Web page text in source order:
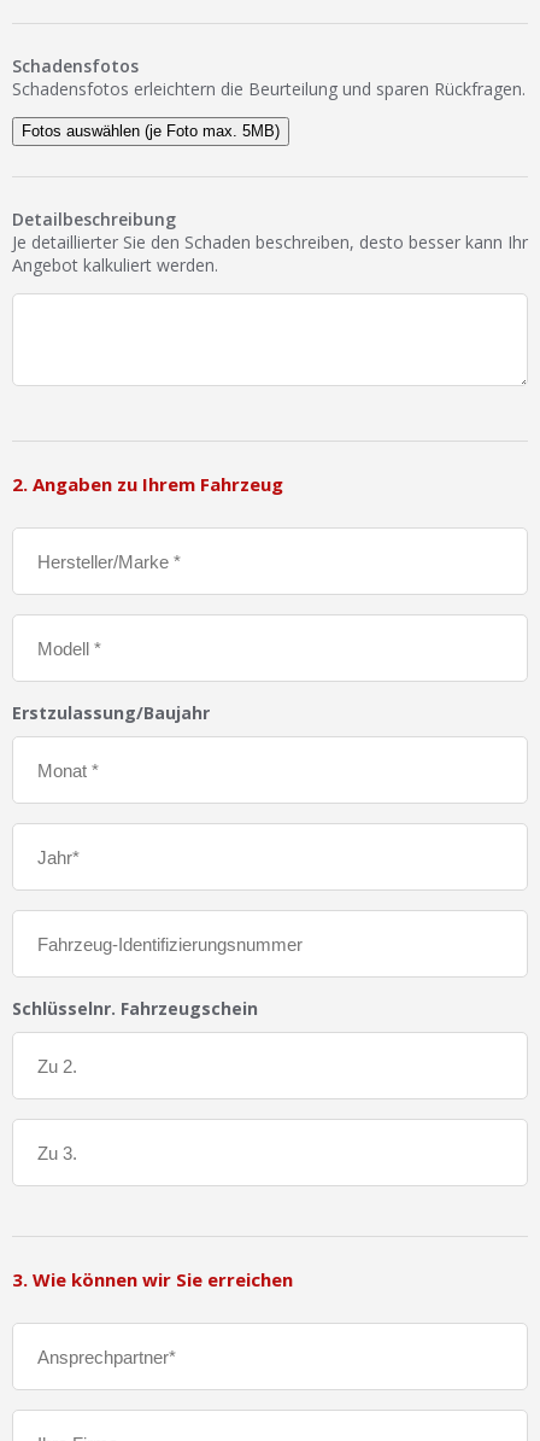
Schadensfotos
Schadensfotos erleichtern die Beurteilung und sparen Rückfragen.
Fotos auswählen (je Foto max. 5MB)
Detailbeschreibung
Je detaillierter Sie den Schaden beschreiben, desto besser kann Ihr
Angebot kalkuliert werden.
2. Angaben zu Ihrem Fahrzeug
Erstzulassung/Baujahr
Schlüsselnr. Fahrzeugschein
3. Wie können wir Sie erreichen